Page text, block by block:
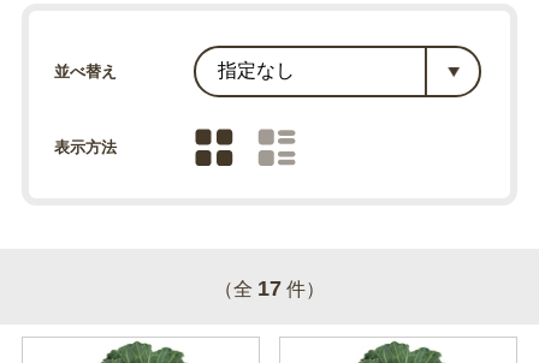
並べ替え
表示方法
（全 17 件）